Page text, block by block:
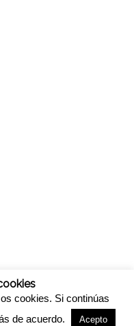
cookies. Si continúas
de acuerdo.
Acepto